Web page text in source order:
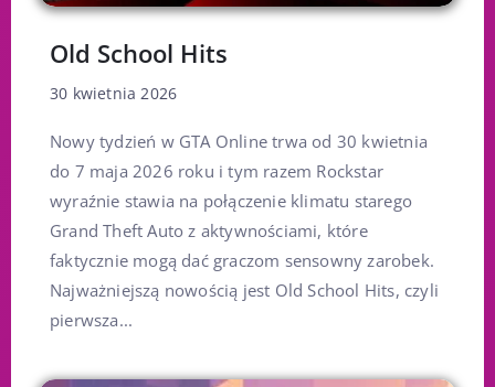
Old School Hits
30 kwietnia 2026
Nowy tydzień w GTA Online trwa od 30 kwietnia
do 7 maja 2026 roku i tym razem Rockstar
wyraźnie stawia na połączenie klimatu starego
Grand Theft Auto z aktywnościami, które
faktycznie mogą dać graczom sensowny zarobek.
Najważniejszą nowością jest Old School Hits, czyli
pierwsza...